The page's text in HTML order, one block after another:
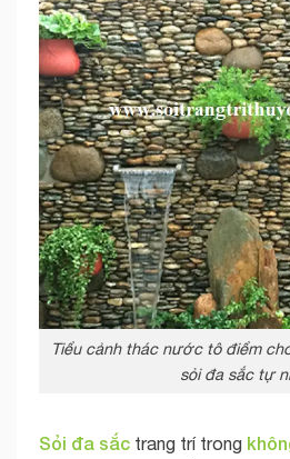
Tiểu cảnh thác nước tô điểm
sỏi đa sắc tự
Sỏi đa sắc trang trí trong